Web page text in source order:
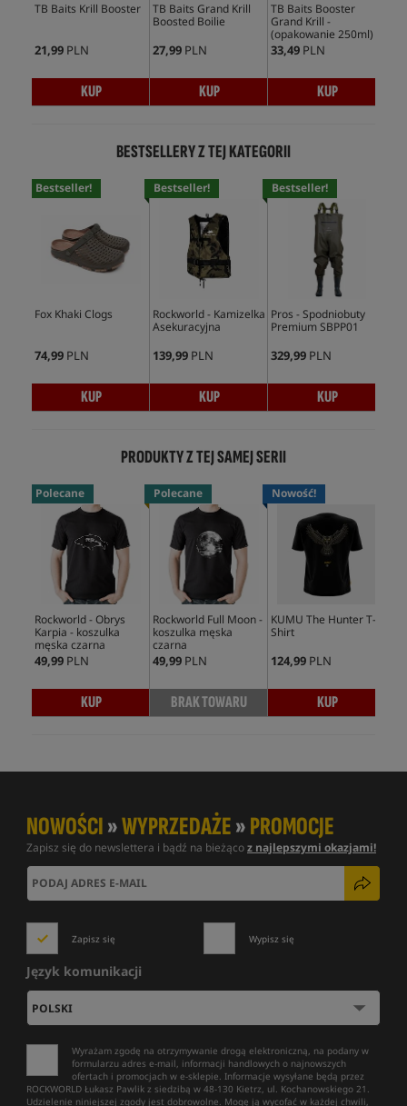
TB Baits Krill Booster
21,99 PLN
KUP
TB Baits Grand Krill
Boosted Boilie
27,99 PLN
KUP
TB Baits Booster
Grand Krill -
(opakowanie 250ml)
33,49 PLN
KUP
BESTSELLERY Z TEJ KATEGORII
Bestseller!
Fox Khaki Clogs
74,99 PLN
KUP
Bestseller!
Rockworld - Kamizelka
Asekuracyjna
139,99 PLN
KUP
Bestseller!
Pros - Spodniobuty
Premium SBPP01
329,99 PLN
KUP
PRODUKTY Z TEJ SAMEJ SERII
Polecane
Rockworld - Obrys
Karpia - koszulka
męska czarna
49,99 PLN
KUP
Polecane
Rockworld Full Moon -
koszulka męska
czarna
49,99 PLN
BRAK TOWARU
Nowość!
KUMU The Hunter T-
Shirt
124,99 PLN
KUP
NOWOŚCI»WYPRZEDAŻE»PROMOCJE
Zapisz się do newslettera i bądź na bieżącoz najlepszymi okazjami!
Zapisz się Wypisz się
Język komunikacji
Wyrażam zgodę na otrzymywanie drogą elektroniczną, na podany w
formularzu adres e-mail, informacji handlowych o najnowszych
ofertach i promocjach w e-sklepie. Informacje wysyłane będą przez
ROCKWORLD Łukasz Pawlik z siedzibą w 48-130 Kietrz, ul. Kochanowskiego 21.
Udzielenie niniejszej zgody jest dobrowolne. Mogę ją wycofać w każdej chwili,